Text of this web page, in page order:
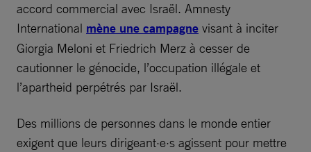
accord commercial avec Israël. Amnesty
International mène une campagne visant à inciter
Giorgia Meloni et Friedrich Merz à cesser de
cautionner le génocide, l’occupation illégale et
l’apartheid perpétrés par Israël.
Des millions de personnes dans le monde entier
exigent que leurs dirigeant·e·s agissent pour mettre